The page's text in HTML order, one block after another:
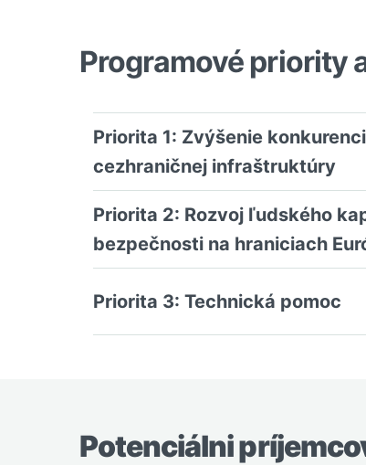
Programové priority
Priorita 1: Zvýšenie
cezhraničnej infraštruktúry
Priorita 2: Rozvoj ľudského
bezpečnosti na hraniciach
Priorita 3: Technická pomoc
Potenciálni